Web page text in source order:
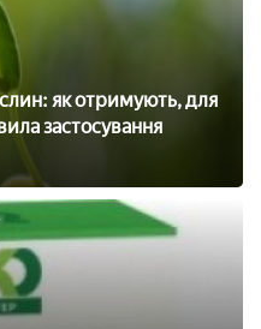
як отримують, для
застосування